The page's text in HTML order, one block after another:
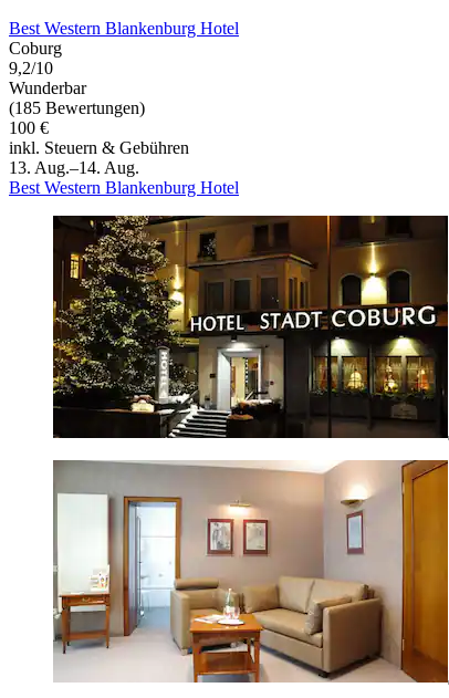
Best Western Blankenburg Hotel
Coburg
9,2/10
Wunderbar
(185 Bewertungen)
100 €
inkl. Steuern & Gebühren
13. Aug.–14. Aug.
Best Western Blankenburg Hotel